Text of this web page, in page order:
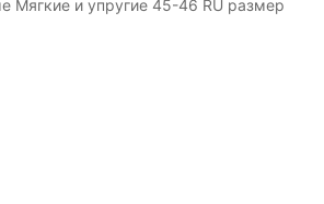
Мягкие и упругие 45-46 RU размер